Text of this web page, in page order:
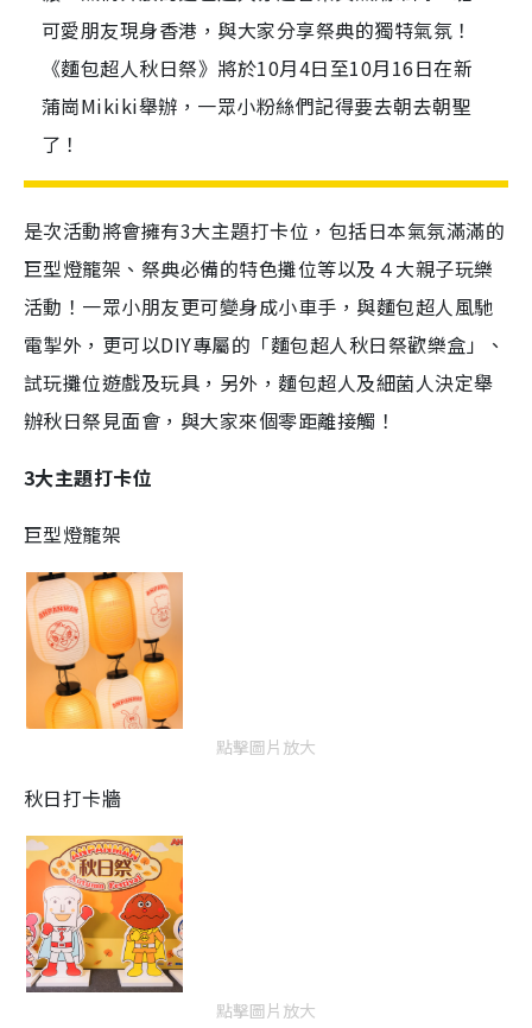
可愛朋友現身香港，與大家分享祭典的獨特氣氛！
《麵包超人秋日祭》將於10月4日至10月16日在新
蒲崗Mikiki舉辦，一眾小粉絲們記得要去朝去朝聖
了！
是次活動將會擁有3大主題打卡位，包括日本氣氛滿滿的
巨型燈籠架、祭典必備的特色攤位等以及４大親子玩樂
活動！一眾小朋友更可變身成小車手，與麵包超人風馳
電掣外，更可以DIY專屬的「麵包超人秋日祭歡樂盒」、
試玩攤位遊戲及玩具，另外，麵包超人及細菌人決定舉
辦秋日祭見面會，與大家來個零距離接觸！
3大主題打卡位
巨型燈籠架
點擊圖片放大
秋日打卡牆
點擊圖片放大